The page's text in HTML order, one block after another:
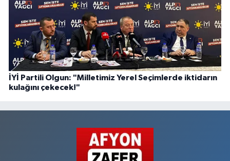
İYİ Partili Olgun: "Milletimiz Yerel Seçimlerde iktidarın
kulağını çekecek!"